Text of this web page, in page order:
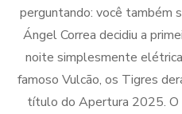
perguntando: você também
Ángel Correa decidiu a
noite simplesmente
famoso Vulcão, os Tigres
título do Apertura 2025. O